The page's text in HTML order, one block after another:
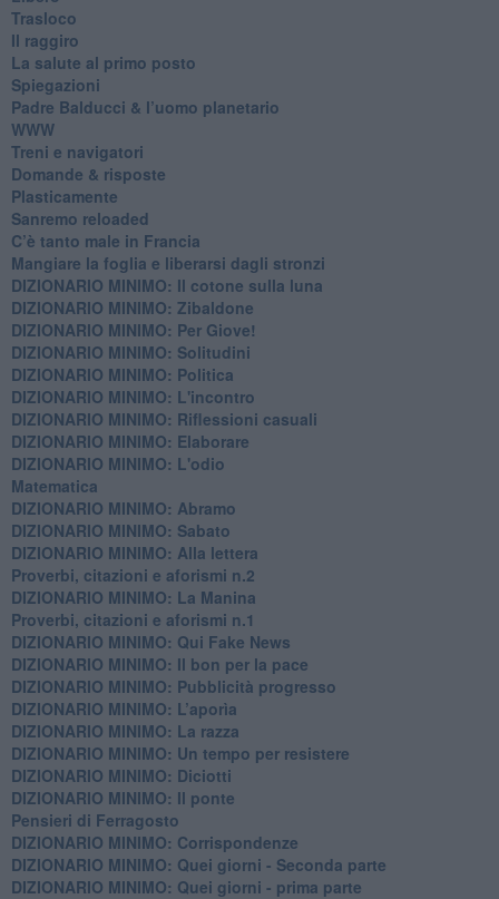
Trasloco
Il raggiro
​La salute al primo posto
Spiegazioni
Padre Balducci & l’uomo planetario
WWW
​Treni e navigatori
​Domande & risposte
​Plasticamente
Sanremo reloaded
C’è tanto male in Francia
​Mangiare la foglia e liberarsi dagli stronzi
DIZIONARIO MINIMO: Il cotone sulla luna
DIZIONARIO MINIMO: Zibaldone
DIZIONARIO MINIMO: Per Giove!
DIZIONARIO MINIMO: Solitudini
DIZIONARIO MINIMO: Politica
DIZIONARIO MINIMO: L'incontro
DIZIONARIO MINIMO: Riflessioni casuali
DIZIONARIO MINIMO: Elaborare
DIZIONARIO MINIMO: L'odio
​Matematica
DIZIONARIO MINIMO: Abramo
DIZIONARIO MINIMO: Sabato
​DIZIONARIO MINIMO: Alla lettera
Proverbi, citazioni e aforismi n.2
DIZIONARIO MINIMO: La Manina
​Proverbi, citazioni e aforismi n.1
DIZIONARIO MINIMO: Qui Fake News
DIZIONARIO MINIMO: ​Il bon per la pace
DIZIONARIO MINIMO: Pubblicità progresso
DIZIONARIO MINIMO: L’aporìa
DIZIONARIO MINIMO: La razza
DIZIONARIO MINIMO: Un tempo per resistere
DIZIONARIO MINIMO: Diciotti
DIZIONARIO MINIMO: Il ponte
Pensieri di Ferragosto
DIZIONARIO MINIMO: Corrispondenze
DIZIONARIO MINIMO: Quei giorni - Seconda parte
DIZIONARIO MINIMO: Quei giorni - prima parte